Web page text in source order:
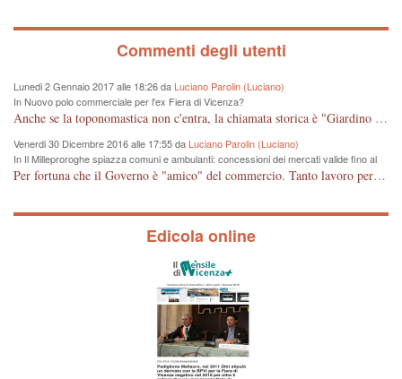
Commenti degli utenti
Lunedi 2 Gennaio 2017 alle 18:26 da Luciano Parolin (Luciano)
In Nuovo polo commerciale per l'ex Fiera di Vicenza?
Anche se la toponomastica non c'entra, la chiamata storica è "Giardino Salvi". Dal 1907 circa Proprietà Comunale e pertanto a mio giudizio "storico" il nome potrebbe essere cambiato in Giardino Comunale Goffredo Parise. Se poi vogliono farne un IPER mercato di cineserie varie (come se non ce ne fossero a sufficienza) vuol dire che: Mala Tempora Currunt. E' solo questione di schei? Amen.
Venerdi 30 Dicembre 2016 alle 17:55 da Luciano Parolin (Luciano)
In Il Milleproroghe spiazza comuni e ambulanti: concessioni dei mercati valide fino al
2020
Per fortuna che il Governo è "amico" del commercio. Tanto lavoro per nessun cambiamento. Tutto fermo sino al 2020. E' incomprensibile dice il Dirigente, figurarsi se il cittadino normale che legge e chiede di essere informato, può capire qualcosa. E' certo che, almeno per Vicenza, alcune situazioni contingenti devono essere riviste, vedi mercato di Viale Roma e altro, prima che la città UNESCO che si sta trasformando in città storico-artistico-turistica, diventi una casba tunisina! Capisco le esigenze delle imprese, ma a decidere dovrebbe essere la Città che ha eletto i suoi rappresentanti, invece ROMA, tra un rinvio ed un altro, arriva al 2020 senza aver cambiato Niente. Mala tempora currunt.
Edicola online